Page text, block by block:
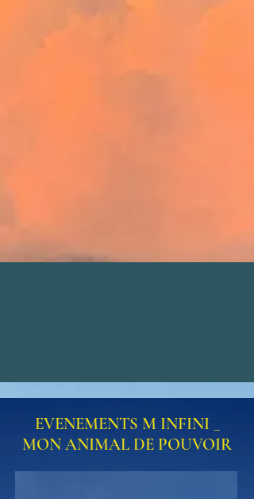
EVENEMENTS M INFINI _
MON ANIMAL DE POUVOIR